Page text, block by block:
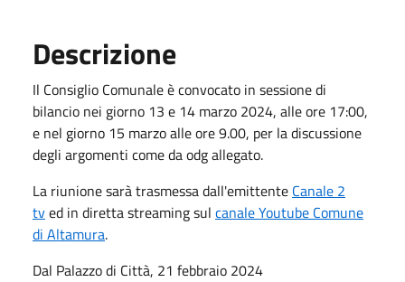
Descrizione
Il Consiglio Comunale è convocato in sessione di
bilancio nei giorno 13 e 14 marzo 2024, alle ore 17:00,
e nel giorno 15 marzo alle ore 9.00, per la discussione
degli argomenti come da odg allegato.
La riunione sarà trasmessa dall'emittente Canale 2
tved in diretta streaming sul canale Youtube Comune
di Altamura.
Dal Palazzo di Città, 21 febbraio 2024